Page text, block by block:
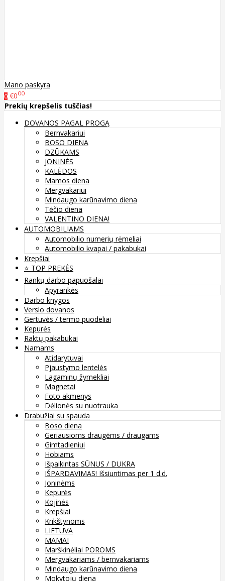
Mano paskyra
0 €000
Prekių krepšelis tuščias!
DOVANOS PAGAL PROGĄ
Bernvakariui
BOSO DIENA
DZŪKAMS
JONINĖS
KALĖDOS
Mamos diena
Mergvakariui
Mindaugo karūnavimo diena
Tėčio diena
VALENTINO DIENA!
AUTOMOBILIAMS
Automobilio numerių rėmeliai
Automobilio kvapai / pakabukai
Krepšiai
⭐️ TOP PREKĖS
Rankų darbo papuošalai
Apyrankės
Darbo knygos
Verslo dovanos
Gertuvės / termo puodeliai
Kepurės
Raktų pakabukai
Namams
Atidarytuvai
Pjaustymo lentelės
Lagaminų žymekliai
Magnetai
Foto akmenys
Dėlionės su nuotrauka
Drabužiai su spauda
Boso diena
Geriausioms draugėms / draugams
Gimtadieniui
Hobiams
Išpaikintas SŪNUS / DUKRA
IŠPARDAVIMAS! Išsiuntimas per 1 d.d.
Joninėms
Kepurės
Kojinės
Krepšiai
Krikštynoms
LIETUVA
MAMAI
Marškinėliai POROMS
Mergvakariams / bernvakariams
Mindaugo karūnavimo diena
Mokytojų diena